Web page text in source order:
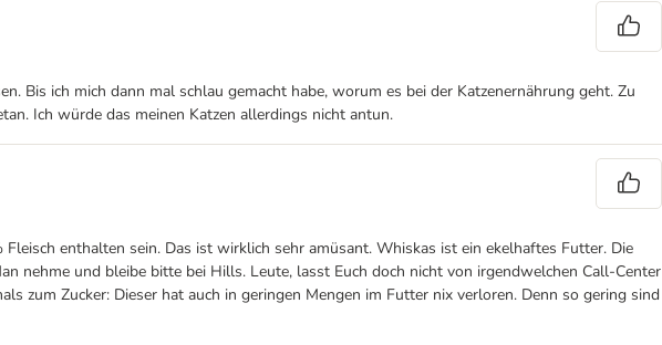
Bis ich mich dann mal schlau gemacht habe, worum es bei der Katzenernährung geht. Zu
Ich würde das meinen Katzen allerdings nicht antun.
enthalten sein. Das ist wirklich sehr amüsant. Whiskas ist ein ekelhaftes Futter. Die
nehme und bleibe bitte bei Hills. Leute, lasst Euch doch nicht von irgendwelchen Call-Center
zum Zucker: Dieser hat auch in geringen Mengen im Futter nix verloren. Denn so gering sind